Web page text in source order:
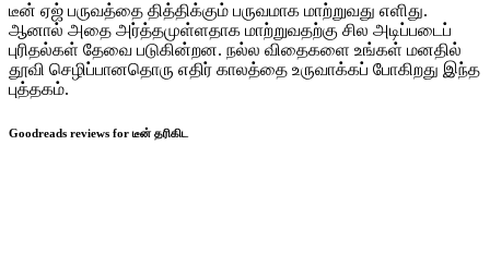
டீன் ஏஜ் பருவத்தை தித்திக்கும் பருவமாக மாற்றுவது எளிது.
ஆனால் அதை அர்த்தமுள்ளதாக மாற்றுவதற்கு சில அடிப்படைப்
புரிதல்கள் தேவை படுகின்றன. நல்ல விதைகளை உங்கள் மனதில்
தூவி செழிப்பானதொரு எதிர் காலத்தை உருவாக்கப் போகிறது இந்த
புத்தகம்.
Goodreads reviews for டீன் தரிகிட